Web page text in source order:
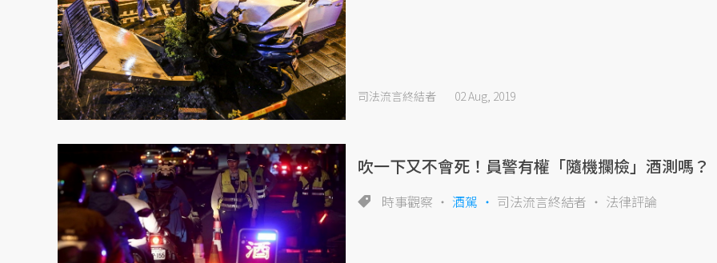
司法流言終結者 02 Aug, 2019
吹一下又不會死！員警有權「隨機攔檢」酒測嗎？
時事觀察 酒駕 司法流言終結者 法律評論